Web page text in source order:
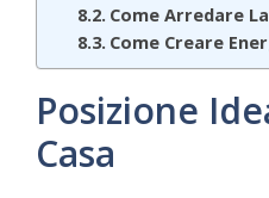
Come Arredare
Come Creare
Posizione
Casa